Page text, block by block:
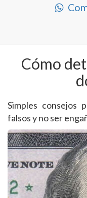
Cómo
Simples consejos
falsos y no ser